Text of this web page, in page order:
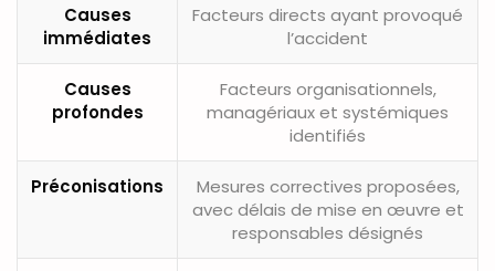
Causes
immédiates
Facteurs directs ayant provoqué
l’accident
Causes
profondes
Facteurs organisationnels,
managériaux et systémiques
identifiés
Préconisations
Mesures correctives proposées,
avec délais de mise en œuvre et
responsables désignés